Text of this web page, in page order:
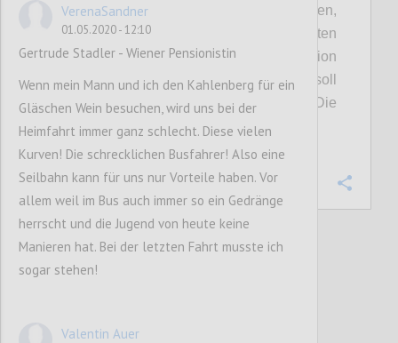
Wo können die Steher gesetzt werden,
sodass Anrainer und Natur am wenigsten
gestört werden? Wo würde sich die Talstation
günstig ins Verkehrsnetz einfügen? Was soll
die Menschen am Kahlenberg erwarten? Die
ersten Antworten:
9votes
VerenaSandner
01.05.2020 - 12:10
Gertrude Stadler - Wiener Pensionistin
Wenn mein Mann und ich den Kahlenberg für ein
Gläschen Wein besuchen, wird uns bei der
Heimfahrt immer ganz schlecht. Diese vielen
Kurven! Die schrecklichen Busfahrer! Also eine
Seilbahn kann für uns nur Vorteile haben. Vor
allem weil im Bus auch immer so ein Gedränge
herrscht und die Jugend von heute keine
Manieren hat. Bei der letzten Fahrt musste ich
sogar stehen!
Valentin Auer